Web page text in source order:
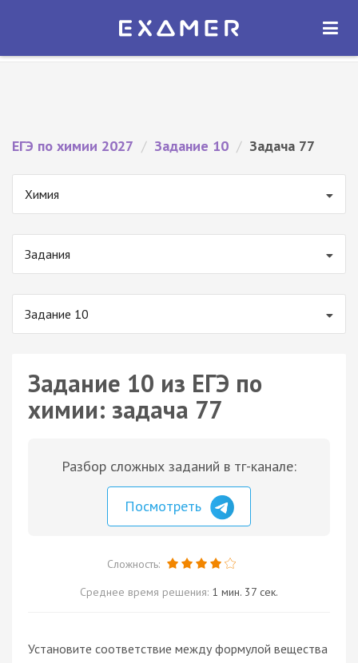
Экзамер — ЕГЭ 2027
ОТКРЫТЬ
ЕГЭ по химии 2027 / Задание 10 / Задача 77
Химия
Задания
Задание 10
Задание 10 из ЕГЭ по
химии: задача 77
Разбор сложных заданий в тг-канале:
Посмотреть
Сложность:
Среднее время решения: 1 мин. 37 сек.
Установите соответствие между формулой вещества